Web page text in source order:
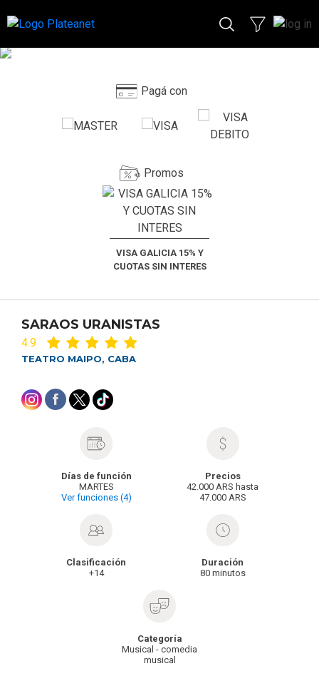
Pagá con
Promos
VISA GALICIA 15% Y
CUOTAS SIN INTERES
SARAOS URANISTAS
4.9
TEATRO MAIPO, CABA
Clasificación
+14
Días de función
MARTES
Ver funciones (4)
Precios
42.000 ARS hasta
47.000 ARS
Duración
80 minutos
Categoría
Musical - comedia
musical